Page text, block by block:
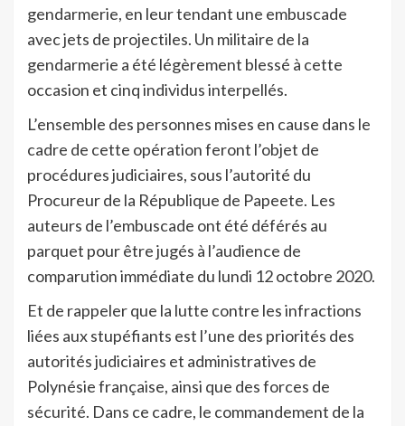
gendarmerie, en leur tendant une embuscade
avec jets de projectiles. Un militaire de la
gendarmerie a été légèrement blessé à cette
occasion et cinq individus interpellés.
L’ensemble des personnes mises en cause dans le
cadre de cette opération feront l’objet de
procédures judiciaires, sous l’autorité du
Procureur de la République de Papeete. Les
auteurs de l’embuscade ont été déférés au
parquet pour être jugés à l’audience de
comparution immédiate du lundi 12 octobre 2020.
Et de rappeler que la lutte contre les infractions
liées aux stupéfiants est l’une des priorités des
autorités judiciaires et administratives de
Polynésie française, ainsi que des forces de
sécurité. Dans ce cadre, le commandement de la